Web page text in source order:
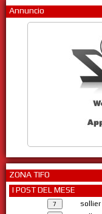
Annuncio
ZONA TIFO
I POST DEL MESE
sollier